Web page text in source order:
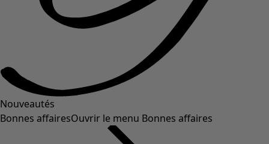
Nouveautés
Bonnes affairesOuvrir le menu Bonnes affaires